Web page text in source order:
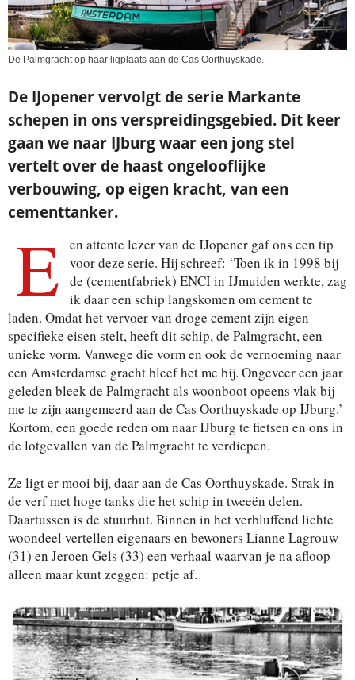
De Palmgracht op haar ligplaats aan de Cas Oorthuyskade.
De IJopener vervolgt de serie Markante
schepen in ons verspreidingsgebied. Dit keer
gaan we naar IJburg waar een jong stel
vertelt over de haast ongelooflijke
verbouwing, op eigen kracht, van een
cementtanker.
E
en attente lezer van de IJopener gaf ons een tip
voor deze serie. Hij schreef: ‘Toen ik in 1998 bij
de (cementfabriek) ENCI in IJmuiden werkte, zag
ik daar een schip langskomen om cement te
laden. Omdat het vervoer van droge cement zijn eigen
specifieke eisen stelt, heeft dit schip, de Palmgracht, een
unieke vorm. Vanwege die vorm en ook de vernoeming naar
een Amsterdamse gracht bleef het me bij. Ongeveer een jaar
geleden bleek de Palmgracht als woonboot opeens vlak bij
me te zijn aangemeerd aan de Cas Oorthuyskade op IJburg.’
Kortom, een goede reden om naar IJburg te fietsen en ons in
de lotgevallen van de Palmgracht te verdiepen.
Ze ligt er mooi bij, daar aan de Cas Oorthuyskade. Strak in
de verf met hoge tanks die het schip in tweeën delen.
Daartussen is de stuurhut. Binnen in het verbluffend lichte
woondeel vertellen eigenaars en bewoners Lianne Lagrouw
(31) en Jeroen Gels (33) een verhaal waarvan je na afloop
alleen maar kunt zeggen: petje af.